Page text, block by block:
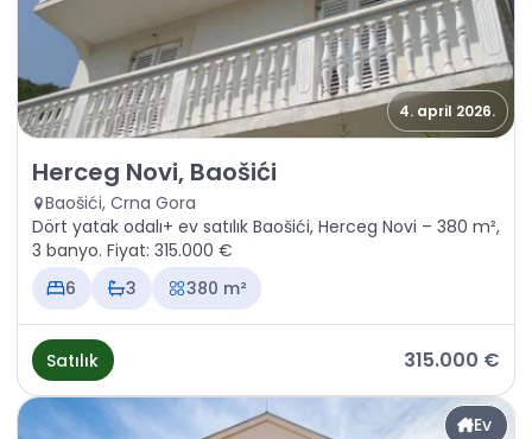
4. april 2026.
Satılık - Ev Herceg Novi, Baošići
Herceg Novi, Baošići
Baošići, Crna Gora
Dört yatak odalı+ ev satılık Baošići, Herceg Novi – 380 m²,
3 banyo. Fiyat: 315.000 €
6
3 380 m²
Satılık 315.000 €
Ev